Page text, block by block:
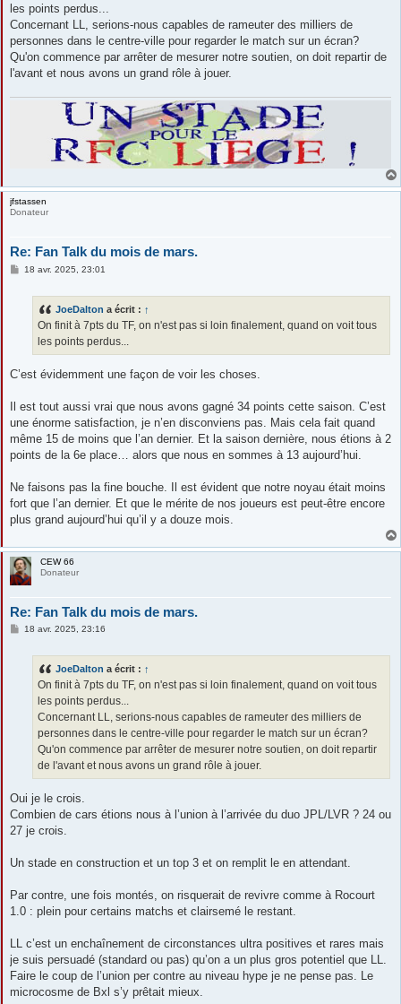
a
g
les points perdus...
Concernant LL, serions-nous capables de rameuter des milliers de
personnes dans le centre-ville pour regarder le match sur un écran?
Qu'on commence par arrêter de mesurer notre soutien, on doit repartir de
l'avant et nous avons un grand rôle à jouer.
jfstassen
Donateur
Re: Fan Talk du mois de mars.
M18 avr. 2025, 23:01
JoeDalton a écrit : ↑
On finit à 7pts du TF, on n'est pas si loin finalement, quand on voit tous
les points perdus...
C’est évidemment une façon de voir les choses.
Il est tout aussi vrai que nous avons gagné 34 points cette saison. C’est
une énorme satisfaction, je n’en disconviens pas. Mais cela fait quand
même 15 de moins que l’an dernier. Et la saison dernière, nous étions à 2
points de la 6e place… alors que nous en sommes à 13 aujourd’hui.
Ne faisons pas la fine bouche. Il est évident que notre noyau était moins
fort que l’an dernier. Et que le mérite de nos joueurs est peut-être encore
plus grand aujourd’hui qu’il y a douze mois.
CEW 66
Donateur
Re: Fan Talk du mois de mars.
M18 avr. 2025, 23:16
JoeDalton a écrit : ↑
On finit à 7pts du TF, on n'est pas si loin finalement, quand on voit tous
les points perdus...
Concernant LL, serions-nous capables de rameuter des milliers de
personnes dans le centre-ville pour regarder le match sur un écran?
Qu'on commence par arrêter de mesurer notre soutien, on doit repartir
de l'avant et nous avons un grand rôle à jouer.
Oui je le crois.
Combien de cars étions nous à l’union à l’arrivée du duo JPL/LVR ? 24 ou
27 je crois.
Un stade en construction et un top 3 et on remplit le en attendant.
Par contre, une fois montés, on risquerait de revivre comme à Rocourt
1.0 : plein pour certains matchs et clairsemé le restant.
LL c’est un enchaînement de circonstances ultra positives et rares mais
je suis persuadé (standard ou pas) qu’on a un plus gros potentiel que LL.
Faire le coup de l’union per contre au niveau hype je ne pense pas. Le
microcosme de Bxl s’y prêtait mieux.